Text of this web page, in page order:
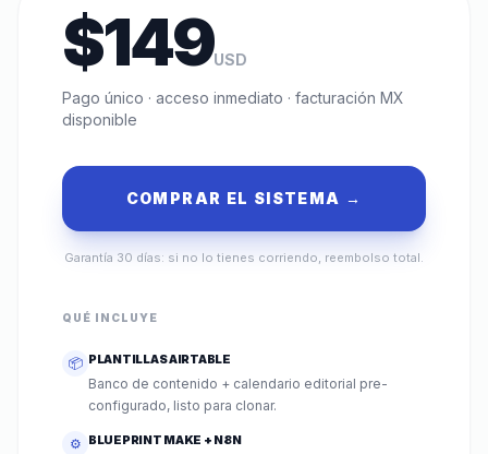
$149USD
Pago único · acceso inmediato · facturación MX
disponible
COMPRAR EL SISTEMA →
Garantía 30 días: si no lo tienes corriendo, reembolso total.
QUÉ INCLUYE
📦 PLANTILLAS AIRTABLE
Banco de contenido + calendario editorial pre-
configurado, listo para clonar.
⚙️ BLUEPRINT MAKE + N8N